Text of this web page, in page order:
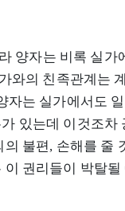
양자는 비록 실가
와의 친족관계는
자는 실가에서도
있는데 이것조차
의 불편, 손해를 줄
이 권리들이 박탈될